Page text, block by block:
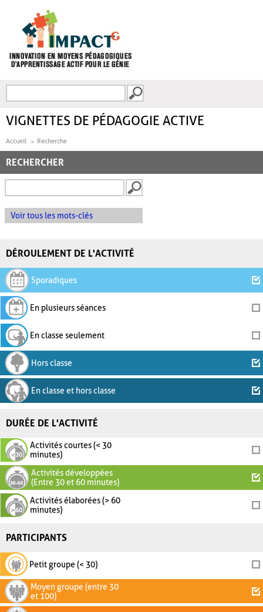
FORMULAIRE DE
VIGNETTES DE PÉDAGOGIE ACTIVE
Accueil Recherche
RECHERCHER
Voir tous les mots-clés
DÉROULEMENT DE L'ACTIVITÉ
Sporadiques
En plusieurs séances
En classe seulement
Hors classe
En classe et hors classe
DURÉE DE L'ACTIVITÉ
Activités courtes (< 30
minutes)
Activités développées
(Entre 30 et 60 minutes)
Activités élaborées (> 60
minutes)
PARTICIPANTS
Petit groupe (< 30)
Moyen groupe (entre 30
et 100)